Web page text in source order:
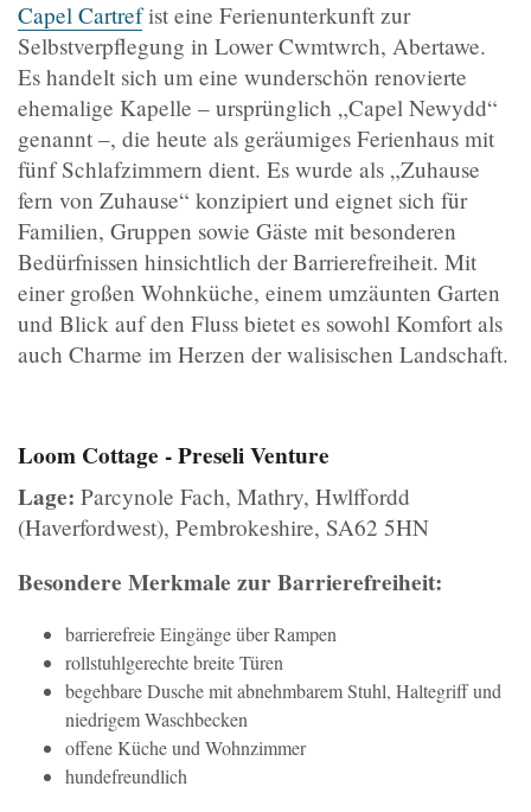
Capel Cartrefist eine Ferienunterkunft zur
Selbstverpflegung in Lower Cwmtwrch, Abertawe.
Es handelt sich um eine wunderschön renovierte
ehemalige Kapelle – ursprünglich „Capel Newydd“
genannt –, die heute als geräumiges Ferienhaus mit
fünf Schlafzimmern dient. Es wurde als „Zuhause
fern von Zuhause“ konzipiert und eignet sich für
Familien, Gruppen sowie Gäste mit besonderen
Bedürfnissen hinsichtlich der Barrierefreiheit. Mit
einer großen Wohnküche, einem umzäunten Garten
und Blick auf den Fluss bietet es sowohl Komfort als
auch Charme im Herzen der walisischen Landschaft.
Loom Cottage - Preseli Venture
Lage: Parcynole Fach, Mathry, Hwlffordd
(Haverfordwest), Pembrokeshire, SA62 5HN
Besondere Merkmale zur Barrierefreiheit:
barrierefreie Eingänge über Rampen
rollstuhlgerechte breite Türen
begehbare Dusche mit abnehmbarem Stuhl, Haltegriff und
niedrigem Waschbecken
offene Küche und Wohnzimmer
hundefreundlich